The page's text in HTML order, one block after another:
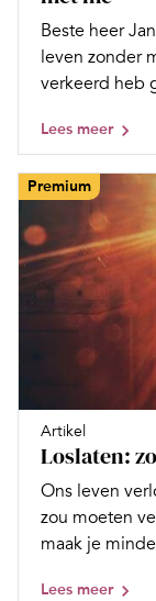
Beste heer
leven zonder
verkeerd heb
Lees meer
Premium
Artikel
Loslaten:
Ons leven
zou moeten
maak je
Lees meer